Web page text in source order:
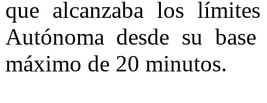
que alcanzaba los
Autónoma desde su
máximo de 20 minutos.